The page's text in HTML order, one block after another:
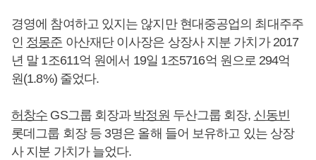
경영에 참여하고 있지는 않지만 현대중공업의 최대주주
인 정몽준 아산재단 이사장은 상장사 지분 가치가 2017
년 말 1조611억 원에서 19일 1조5716억 원으로 294억
원(1.8%) 줄었다.
허창수 GS그룹 회장과 박정원 두산그룹 회장, 신동빈
롯데그룹 회장 등 3명은 올해 들어 보유하고 있는 상장
사 지분 가치가 늘었다.